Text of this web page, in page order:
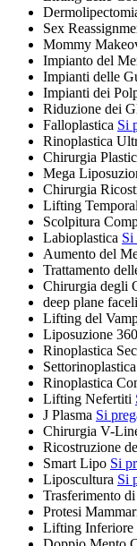
Sex
Mommy
Impianto del
Impianti delle
Impianti dei
Riduzione dei
Falloplastica Si
Rinoplastica
Chirurgia
Mega
Chirurgia
Lifting
Scolpitura
Labioplastica Si
Aumento del
Trattamento
Chirurgia degli
deep plane
Lifting del
Liposuzione 360
Rinoplastica
Settorinoplastica
Rinoplastica
Lifting Nefertiti
J Plasma Si
Chirurgia V-
Ricostruzione
Smart Lipo Si
Liposcultura Si
Trasferimento
Protesi
Lifting Inferiore